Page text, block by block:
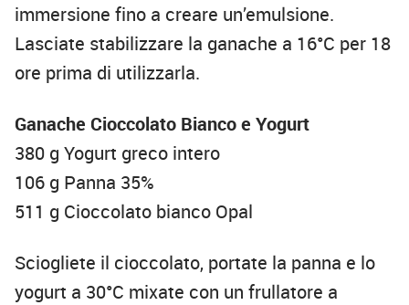
immersione fino a creare un’emulsione.
Lasciate stabilizzare la ganache a 16°C per 18
ore prima di utilizzarla.
Ganache Cioccolato Bianco e Yogurt
380 g Yogurt greco intero
106 g Panna 35%
511 g Cioccolato bianco Opal
Sciogliete il cioccolato, portate la panna e lo
yogurt a 30°C mixate con un frullatore a